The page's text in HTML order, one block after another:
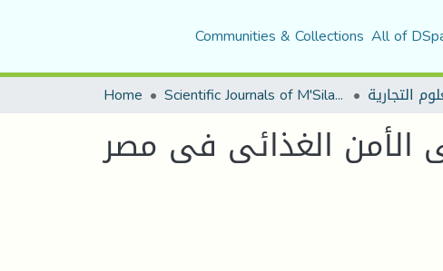
Communities & Collections All of
Home Scientific Journals of M'Sila University
الأمن الغذائى فى مصر